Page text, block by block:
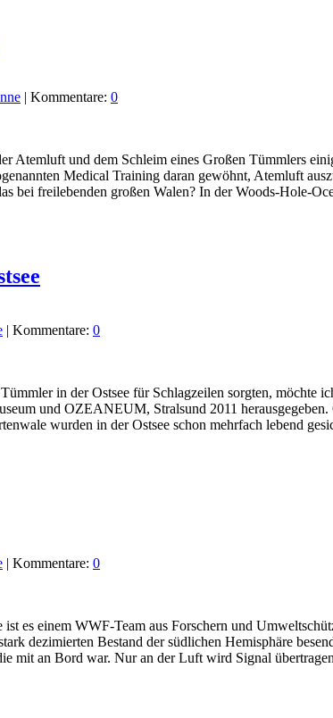
| Kommentare: 0
Atemluft und dem Schleim eines Großen Tümmlers
Medical Training daran gewöhnt, Atemluft
bei freilebenden großen Walen? In der Woods-Hole-
| Kommentare: 0
in der Ostsee für Schlagzeilen sorgten, möchte
und OZEANEUM, Stralsund 2011
wurden in der Ostsee schon mehrfach lebend
| Kommentare: 0
es einem WWF-Team aus Forschern und
dezimierten Bestand der südlichen Hemisphäre
mit an Bord war. Nur an der Luft wird Signal